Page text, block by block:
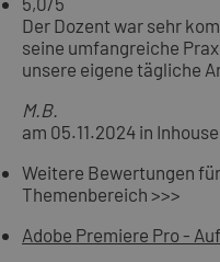
Der Dozent war sehr
seine umfangreiche
unsere eigene tägliche
M.B.
am 05.11.2024 in Inhouse
Weitere Bewertungen
Themenbereich >>>
Adobe Premiere Pro -